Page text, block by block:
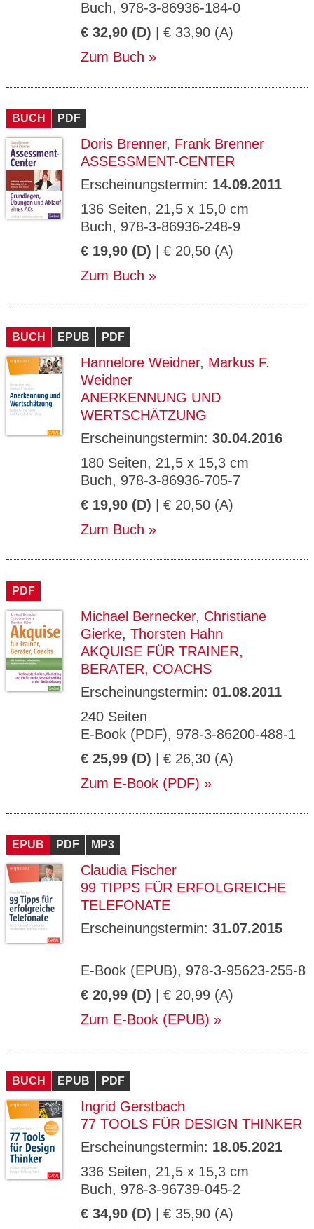
Buch, 978-3-86936-184-0
€ 32,90 (D) | € 33,90 (A)
Zum Buch
BUCH PDF
Doris Brenner, Frank Brenner
ASSESSMENT-CENTER
Erscheinungstermin: 14.09.2011
136 Seiten, 21,5 x 15,0 cm
Buch, 978-3-86936-248-9
€ 19,90 (D) | € 20,50 (A)
Zum Buch
BUCH EPUB PDF
Hannelore Weidner, Markus F.
Weidner
ANERKENNUNG UND
WERTSCHÄTZUNG
Erscheinungstermin: 30.04.2016
180 Seiten, 21,5 x 15,3 cm
Buch, 978-3-86936-705-7
€ 19,90 (D) | € 20,50 (A)
Zum Buch
PDF
Michael Bernecker, Christiane
Gierke, Thorsten Hahn
AKQUISE FÜR TRAINER,
BERATER, COACHS
Erscheinungstermin: 01.08.2011
240 Seiten
E-Book (PDF), 978-3-86200-488-1
€ 25,99 (D) | € 26,30 (A)
Zum E-Book (PDF)
EPUB PDF MP3
Claudia Fischer
99 TIPPS FÜR ERFOLGREICHE
TELEFONATE
Erscheinungstermin: 31.07.2015
E-Book (EPUB), 978-3-95623-255-8
€ 20,99 (D) | € 20,99 (A)
Zum E-Book (EPUB)
BUCH EPUB PDF
Ingrid Gerstbach
77 TOOLS FÜR DESIGN THINKER
Erscheinungstermin: 18.05.2021
336 Seiten, 21,5 x 15,3 cm
Buch, 978-3-96739-045-2
€ 34,90 (D) | € 35,90 (A)